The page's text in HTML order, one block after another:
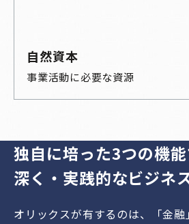
自然資本
事業活動に必要な資源
独自に培った3つの機能
深く・実践的なビジネ
オリックスが有するのは、「金融